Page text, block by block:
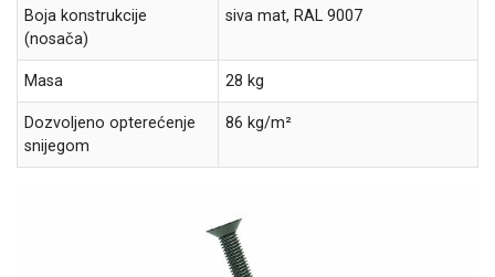
Boja konstrukcije
(nosača)
siva mat, RAL 9007
Masa 28 kg
Dozvoljeno opterećenje
snijegom
86 kg/m²